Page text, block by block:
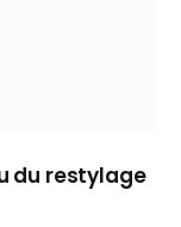
du restylage